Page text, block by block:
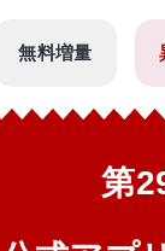
無料増量
第